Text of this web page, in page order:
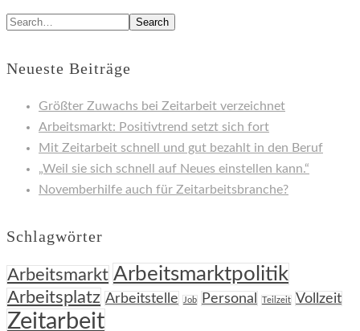
Search
Neueste Beiträge
Größter Zuwachs bei Zeitarbeit verzeichnet
Arbeitsmarkt: Positivtrend setzt sich fort
Mit Zeitarbeit schnell und gut bezahlt in den Beruf
„Weil sie sich schnell auf Neues einstellen kann.“
Novemberhilfe auch für Zeitarbeitsbranche?
Schlagwörter
Arbeitsmarkt Arbeitsmarktpolitik
Arbeitsplatz Arbeitstelle Job Personal Teilzeit Vollzeit
Zeitarbeit